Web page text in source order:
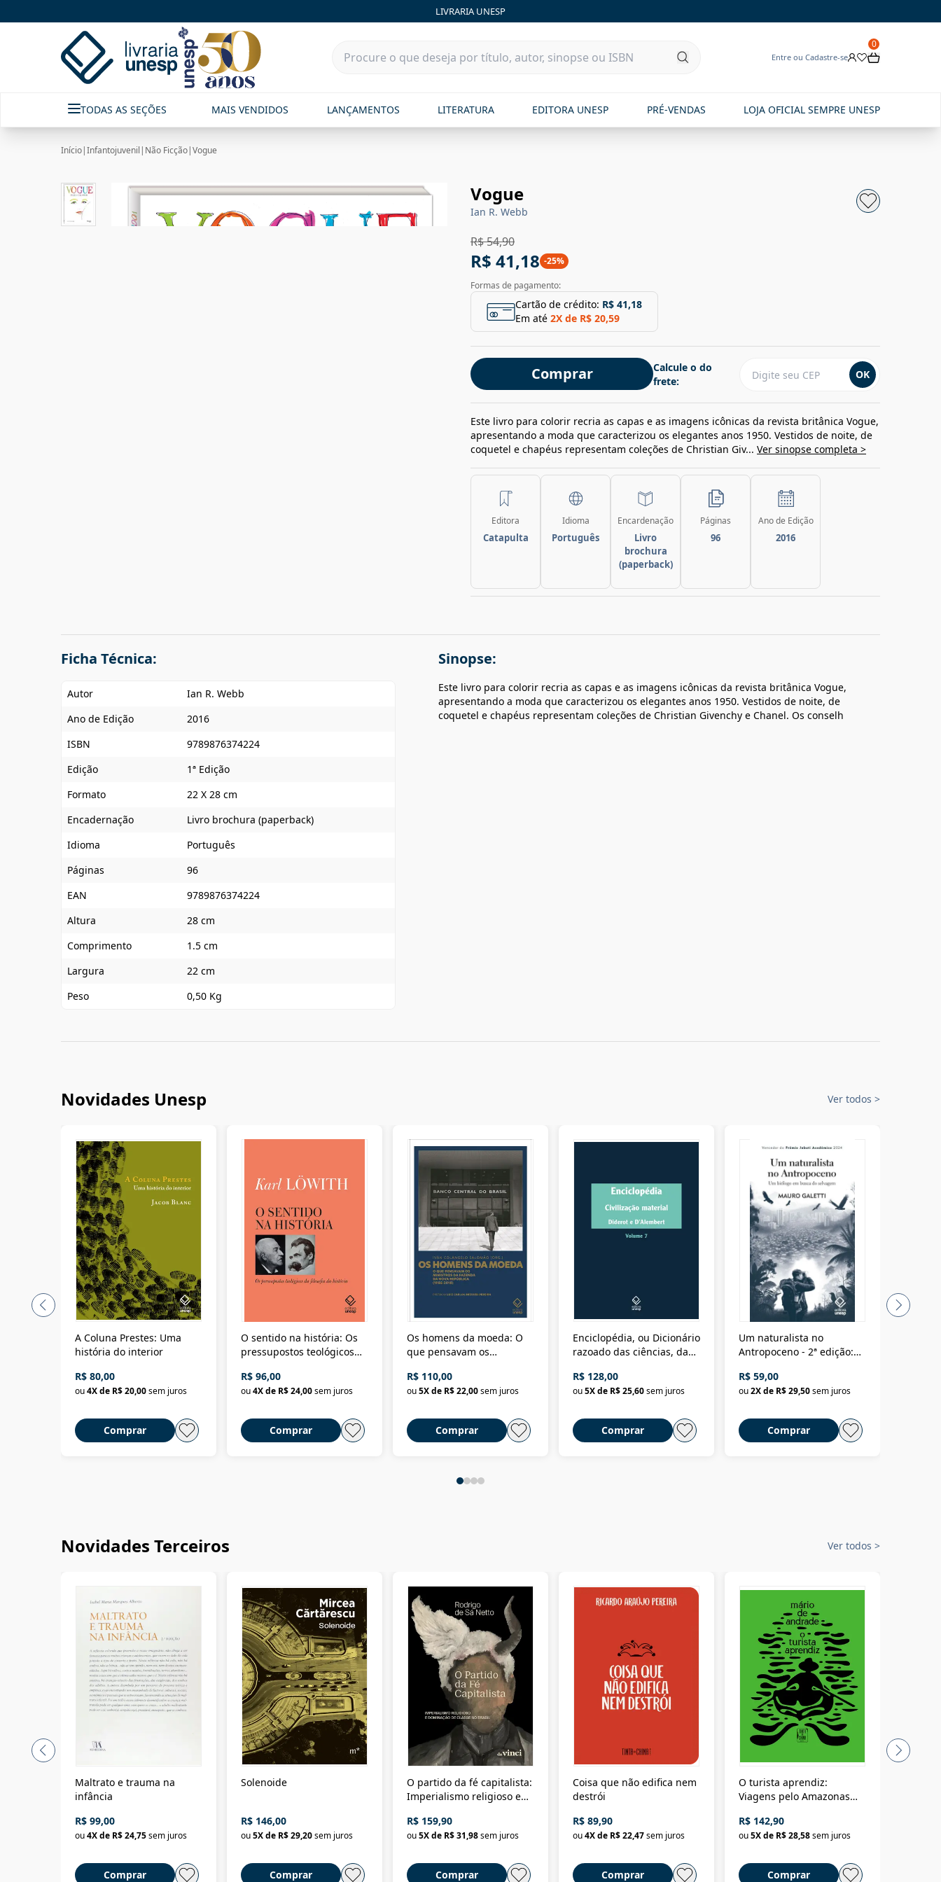
LIVRARIA UNESP
Entre ou Cadastre-se
0
TODAS AS SEÇÕES MAIS VENDIDOS LANÇAMENTOS LITERATURA EDITORA UNESP PRÉ-VENDAS LOJA OFICIAL SEMPRE UNESP
Início|Infantojuvenil | Não Ficção|Vogue
Vogue
Ian R. Webb
R$ 54,90
R$ 41,18 -25%
Formas de pagamento:
Cartão de crédito: R$ 41,18
Em até 2X de R$ 20,59
Comprar
Calcule o do
frete:
OK
Este livro para colorir recria as capas e as imagens icônicas da revista britânica Vogue,
apresentando a moda que caracterizou os elegantes anos 1950. Vestidos de noite, de
coquetel e chapéus representam coleções de Christian Giv... Ver sinopse completa >
Editora
Catapulta
Idioma
Português
Encardenação
Livro
brochura
(paperback)
Páginas
96
Ano de Edição
2016
Ficha Técnica:
Autor
Ian R. Webb
Ano de Edição
2016
ISBN
9789876374224
Edição
1ª Edição
Formato
22 X 28 cm
Encadernação
Livro brochura (paperback)
Idioma
Português
Páginas
96
EAN
9789876374224
Altura
28 cm
Comprimento
1.5 cm
Largura
22 cm
Peso
0,50 Kg
Sinopse:
Este livro para colorir recria as capas e as imagens icônicas da revista britânica Vogue,
apresentando a moda que caracterizou os elegantes anos 1950. Vestidos de noite, de
coquetel e chapéus representam coleções de Christian Givenchy e Chanel. Os conselh
Novidades Unesp Ver todos >
A Coluna Prestes: Uma
história do interior
R$ 80,00
ou4X de R$ 20,00sem juros
Comprar
O sentido na história: Os
pressupostos teológicos
R$ 96,00
ou4X de R$ 24,00sem juros
Comprar
Os homens da moeda: O
que pensavam os
Nova República (1985-
2018)
R$ 110,00
ou5X de R$ 22,00sem juros
Comprar
Enciclopédia, ou Dicionário
razoado das ciências, das
Civilização material
R$ 128,00
ou5X de R$ 25,60sem juros
Comprar
Um naturalista no
Antropoceno - 2ª edição:
selvagem
R$ 59,00
ou2X de R$ 29,50sem juros
Comprar
Novidades Terceiros Ver todos >
Maltrato e trauma na
infância
R$ 99,00
ou4X de R$ 24,75sem juros
Comprar
Solenoide
R$ 146,00
ou5X de R$ 29,20sem juros
Comprar
O partido da fé capitalista:
Imperialismo religioso e
Brasil
R$ 159,90
ou5X de R$ 31,98sem juros
Comprar
Coisa que não edifica nem
destrói
R$ 89,90
ou4X de R$ 22,47sem juros
Comprar
O turista aprendiz:
Viagens pelo Amazonas
até a Bolívia e por Marajó
até dizer chega
R$ 142,90
ou5X de R$ 28,58sem juros
Comprar